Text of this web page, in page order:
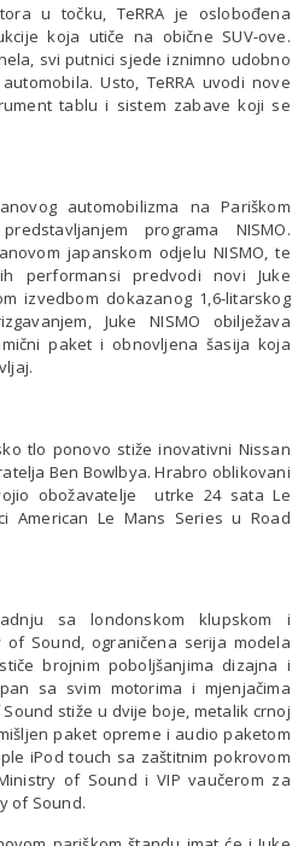
u točku, TeRRA je oslobođena
koja utiče na obične SUV-ove.
svi putnici sjede iznimno udobno
Usto, TeRRA uvodi nove
tablu i sistem zabave koji se
automobilizma na Pariškom
programa NISMO.
japanskom odjelu NISMO, te
performansi predvodi novi Juke
izvedbom dokazanog 1,6-litarskog
Juke NISMO obilježava
paket i obnovljena šasija koja
tlo ponovo stiže inovativni Nissan
Ben Bowlbya. Hrabro oblikovani
obožavatelje utrke 24 sata Le
Le Mans Series u Road
sa londonskom klupskom i
of Sound, ograničena serija modela
brojnim poboljšanjima dizajna i
sa svim motorima i mjenjačima
stiže u dvije boje, metalik crnoj
paket opreme i audio paketom
iPod touch sa zaštitnim pokrovom
of Sound i VIP vaučerom za
of Sound.